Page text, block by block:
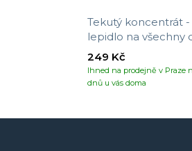
Tekutý koncentrát -
lepidlo na všechny
tapet
Ihned na prodejně v Praze
dnů u vás doma
249 Kč